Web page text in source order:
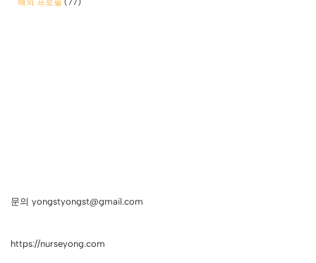
문의 yongstyongst@gmail.com
https://nurseyong.com